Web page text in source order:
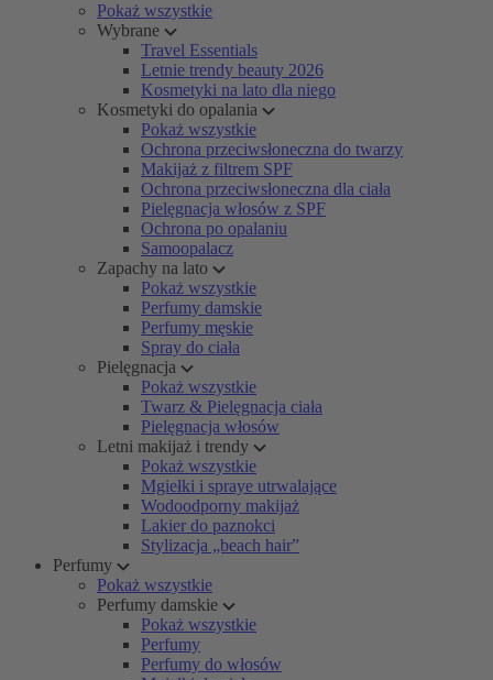
Pokaż wszystkie
Wybrane
Travel Essentials
Letnie trendy beauty 2026
Kosmetyki na lato dla niego
Kosmetyki do opalania
Pokaż wszystkie
Ochrona przeciwsłoneczna do twarzy
Makijaż z filtrem SPF
Ochrona przeciwsłoneczna dla ciała
Pielęgnacja włosów z SPF
Ochrona po opalaniu
Samoopalacz
Zapachy na lato
Pokaż wszystkie
Perfumy damskie
Perfumy męskie
Spray do ciała
Pielęgnacja
Pokaż wszystkie
Twarz & Pielęgnacja ciała
Pielęgnacja włosów
Letni makijaż i trendy
Pokaż wszystkie
Mgiełki i spraye utrwalające
Wodoodporny makijaż
Lakier do paznokci
Stylizacja „beach hair”
Perfumy
Pokaż wszystkie
Perfumy damskie
Pokaż wszystkie
Perfumy
Perfumy do włosów